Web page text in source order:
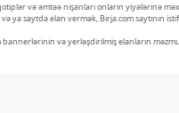
və əmtəə nişanları onların yiyələrinə
ya saytda elan vermək, Birja.com saytının
və yerləşdirilmiş elanların